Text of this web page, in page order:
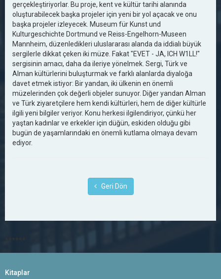
gerçekleştiriyorlar. Bu proje, kent ve kültür tarihi alanında
oluşturabilecek başka projeler için yeni bir yol açacak ve onu
başka projeler izleyecek. Museum für Kunst und
Kulturgeschichte Dortmund ve Reiss-Engelhorn-Museen
Mannheim, düzenledikleri uluslararası alanda da iddialı büyük
sergilerle dikkat çeken iki müze. Fakat "EVET - JA, ICH W1LL!"
sergisinin amacı, daha da ileriye yönelmek. Sergi, Türk ve
Alman kültürlerini buluşturmak ve farklı alanlarda diyaloğa
davet etmek istiyor: Bir yandan, iki ülkenin en önemli
müzelerinden çok değerli objeler sunuyor. Diğer yandan Alman
ve Türk ziyaretçilere hem kendi kültürleri, hem de diğer kültürle
ilgili yeni bilgiler veriyor. Konu herkesi ilgilendiriyor, çünkü her
yaştan kadınlar ve erkekler için düğün, eskiden olduğu gibi
bugün de yaşamlarındaki en önemli kutlama olmaya devam
ediyor.
Geri Dön
******
Kitaplar